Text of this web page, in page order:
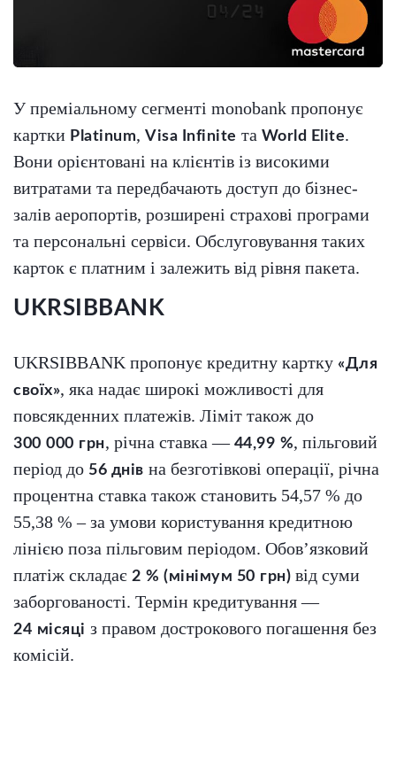
У преміальному сегменті monobank пропонує
картки Platinum, Visa Infinite та World Elite.
Вони орієнтовані на клієнтів із високими
витратами та передбачають доступ до бізнес-
залів аеропортів, розширені страхові програми
та персональні сервіси. Обслуговування таких
карток є платним і залежить від рівня пакета.
UKRSIBBANK
UKRSIBBANK пропонує кредитну картку «Для
своїх», яка надає широкі можливості для
повсякденних платежів. Ліміт також до
300 000 грн, річна ставка — 44,99 %, пільговий
період до 56 днів на безготівкові операції, річна
процентна ставка також становить 54,57 % до
55,38 % – за умови користування кредитною
лінією поза пільговим періодом. Обов’язковий
платіж складає 2 % (мінімум 50 грн) від суми
заборгованості. Термін кредитування —
24 місяці з правом дострокового погашення без
комісій.